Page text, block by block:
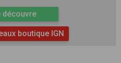
découvre
boutique IGN